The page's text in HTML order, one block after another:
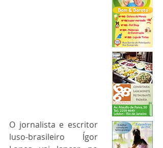
O jornalista e escritor
luso-brasileiro Ígor